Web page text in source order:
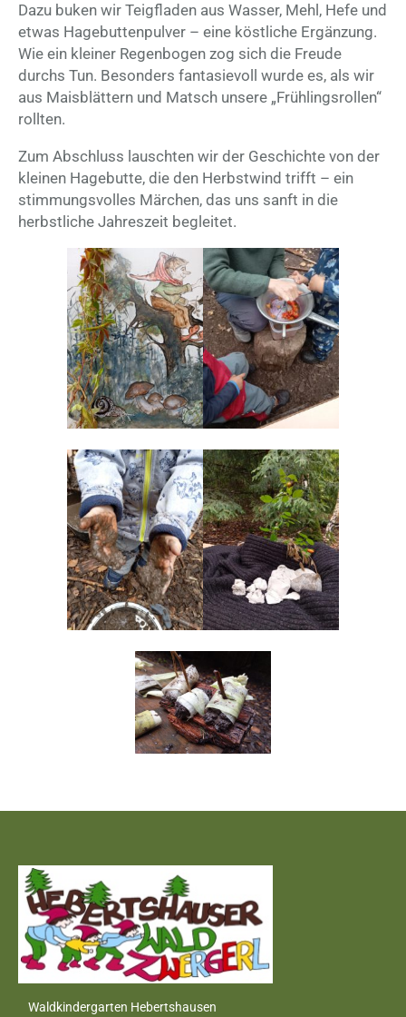
Dazu buken wir Teigfladen aus Wasser, Mehl, Hefe und
etwas Hagebuttenpulver – eine köstliche Ergänzung.
Wie ein kleiner Regenbogen zog sich die Freude
durchs Tun. Besonders fantasievoll wurde es, als wir
aus Maisblättern und Matsch unsere „Frühlingsrollen“
rollten.
Zum Abschluss lauschten wir der Geschichte von der
kleinen Hagebutte, die den Herbstwind trifft – ein
stimmungsvolles Märchen, das uns sanft in die
herbstliche Jahreszeit begleitet.
Waldkindergarten Hebertshausen